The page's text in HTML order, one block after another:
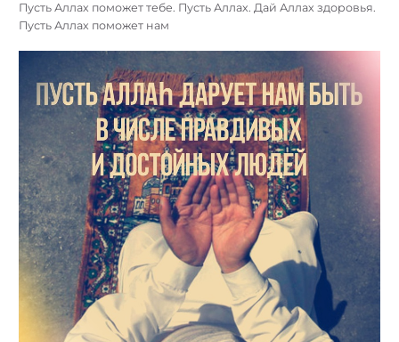
Пусть Аллах поможет тебе. Пусть Аллах. Дай Аллах здоровья.
Пусть Аллах поможет нам